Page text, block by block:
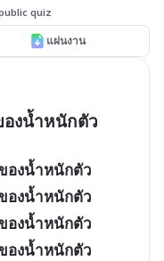
quiz
แผ่นงาน
งนํ้าหนักตัว
องนํ้าหนักตัว
องนํ้าหนักตัว
องนํ้าหนักตัว
องนํ้าหนักตัว